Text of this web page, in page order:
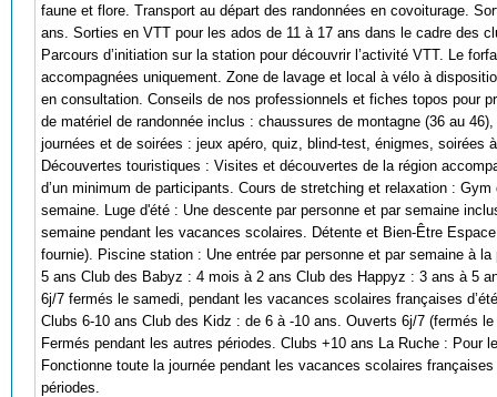
faune et flore. Transport au départ des randonnées en covoiturage.
ans. Sorties en VTT pour les ados de 11 à 17 ans dans le cadre des
Parcours d’initiation sur la station pour découvrir l’activité VTT. Le
accompagnées uniquement. Zone de lavage et local à vélo à
en consultation. Conseils de nos professionnels et fiches topos pour
de matériel de randonnée inclus : chaussures de montagne (36 au
journées et de soirées : jeux apéro, quiz, blind-test, énigmes,
Découvertes touristiques : Visites et découvertes de la région
d’un minimum de participants. Cours de stretching et relaxation :
semaine. Luge d'été : Une descente par personne et par semaine
semaine pendant les vacances scolaires. Détente et Bien-Être
fournie). Piscine station : Une entrée par personne et par semaine à
5 ans Club des Babyz : 4 mois à 2 ans Club des Happyz : 3 ans à 5
6j/7 fermés le samedi, pendant les vacances scolaires françaises
Clubs 6-10 ans Club des Kidz : de 6 à -10 ans. Ouverts 6j/7 (fermés
Fermés pendant les autres périodes. Clubs +10 ans La Ruche :
Fonctionne toute la journée pendant les vacances scolaires
périodes.